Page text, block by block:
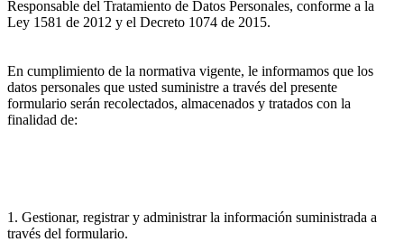
Responsable del Tratamiento de Datos Personales, conforme a la
Ley 1581 de 2012 y el Decreto 1074 de 2015.
En cumplimiento de la normativa vigente, le informamos que los
datos personales que usted suministre a través del presente
formulario serán recolectados, almacenados y tratados con la
finalidad de:
1. Gestionar, registrar y administrar la información suministrada a
través del formulario.